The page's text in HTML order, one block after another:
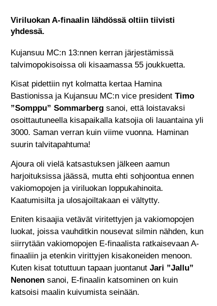
Viriluokan A-finaalin lähdössä oltiin tiivisti
yhdessä.
Kujansuu MC:n 13:nnen kerran järjestämissä
talvimopokisoissa oli kisaamassa 55 joukkuetta.
Kisat pidettiin nyt kolmatta kertaa Hamina
Bastionissa ja Kujansuu MC:n vice presidentTimo
”Somppu” Sommarberg sanoi, että loistavaksi
osoittautuneella kisapaikalla katsojia oli lauantaina yli
3000. Saman verran kuin viime vuonna. Haminan
suurin talvitapahtuma!
Ajoura oli vielä katsastuksen jälkeen aamun
harjoituksissa jäässä, mutta ehti sohjoontua ennen
vakiomopojen ja viriluokan loppukahinoita.
Kaatumisilta ja ulosajoiltakaan ei vältytty.
Eniten kisaajia vetävät viritettyjen ja vakiomopojen
luokat, joissa vauhditkin nousevat silmin nähden, kun
siirrytään vakiomopojen E-finaalista ratkaisevaan A-
finaaliin ja etenkin virittyjen kisakoneiden menoon.
Kuten kisat totuttuun tapaan juontanutJari ”Jallu”
Nenonen sanoi, E-finaalin katsominen on kuin
katsoisi maalin kuivumista seinään.